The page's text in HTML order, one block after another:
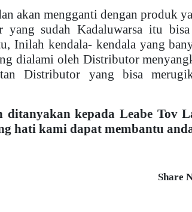
akan mengganti dengan produk
yang sudah Kadaluwarsa itu
Inilah kendala- kendala yang
dialami oleh Distributor
Distributor yang bisa
kepada Leabe Tov
hati kami dapat membantu
Share